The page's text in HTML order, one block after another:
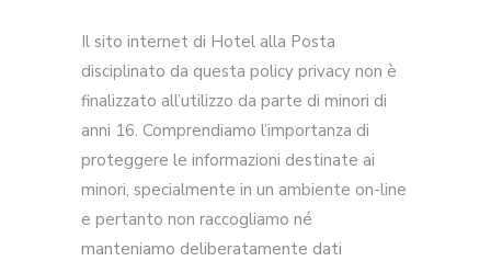
Il sito internet di Hotel alla Posta
disciplinato da questa policy privacy non è
finalizzato all’utilizzo da parte di minori di
anni 16. Comprendiamo l’importanza di
proteggere le informazioni destinate ai
minori, specialmente in un ambiente on-line
e pertanto non raccogliamo né
manteniamo deliberatamente dati